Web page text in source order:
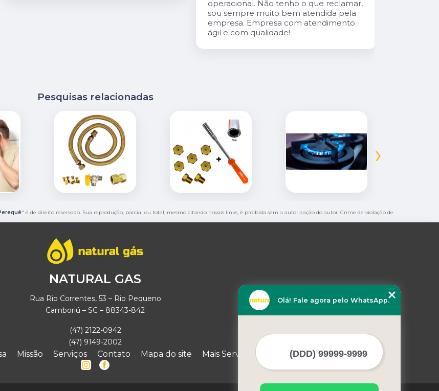
operacional. Não tenho o que reclamar,
sou sempre muito bem atendida pela
empresa. Empresa com atendimento
ágil e com qualidade!
Pesquisas relacionadas
›
" é de direito reservado. Sua reprodução, parcial ou total, mesmo citando nossos links, é proibida sem a autorização do autor. Crime de violação de
NATURAL GAS
Rua Rio Correntes, 53 – Rio Pequeno
Camboriú – SC – 88343-842
(47) 2122-0942
(47) 9149-2002
Missão Serviços Contato Mapa do site Mais Serviços
Olá! Fale agora pelo WhatsApp.